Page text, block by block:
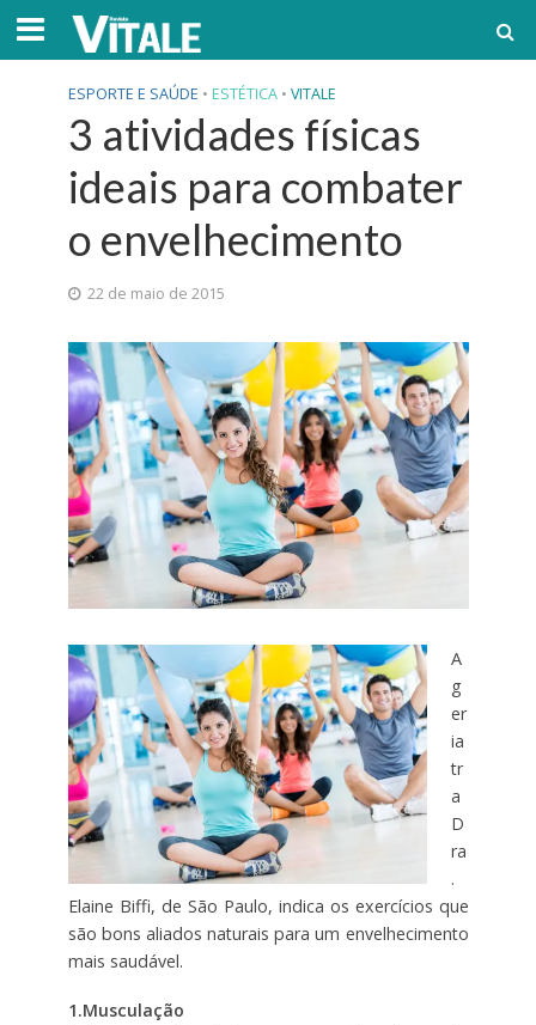
ESPORTE E SAÚDE • ESTÉTICA • VITALE
3 atividades físicas
ideais para combater
o envelhecimento
22 de maio de 2015
A
g
er
ia
tr
a
D
ra
.
Elaine Biffi, de São Paulo, indica os exercícios que
são bons aliados naturais para um envelhecimento
mais saudável.
1.Musculação